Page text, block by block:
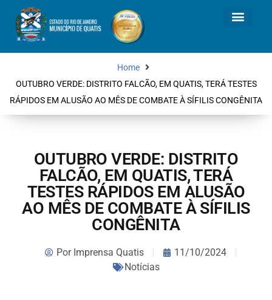
Home
OUTUBRO VERDE: DISTRITO FALCÃO, EM QUATIS, TERÁ TESTES
RÁPIDOS EM ALUSÃO AO MÊS DE COMBATE À SÍFILIS CONGÊNITA
OUTUBRO VERDE: DISTRITO
FALCÃO, EM QUATIS, TERÁ
TESTES RÁPIDOS EM ALUSÃO
AO MÊS DE COMBATE À SÍFILIS
CONGÊNITA
PorImprensa Quatis
11/10/2024
Notícias